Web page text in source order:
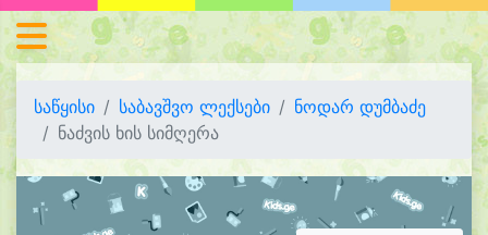
საწყისი საბავშვო ლექსები
ნოდარ დუმბაძე
ნაძვის ხის სიმღერა